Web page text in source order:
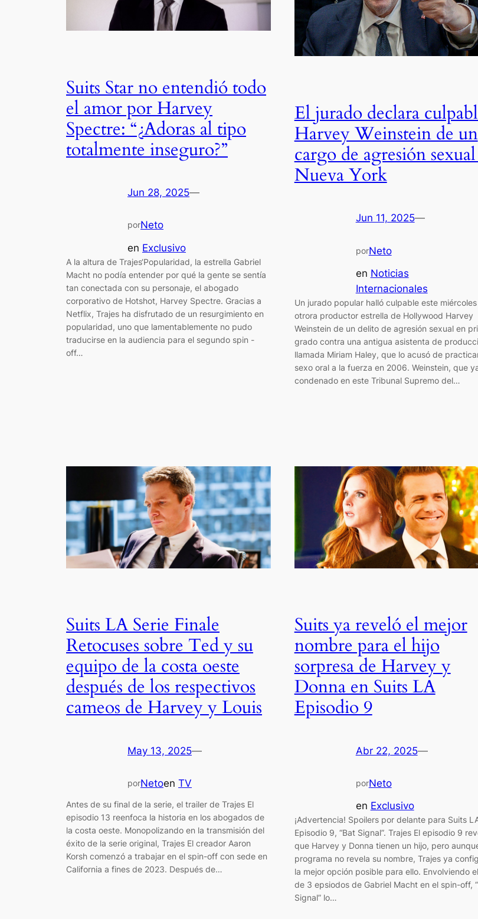
Suits Star no entendió todo
el amor por Harvey
Spectre: “¿Adoras al tipo
totalmente inseguro?”
Jun 28, 2025—
porNeto
en Exclusivo
A la altura de Trajes‘Popularidad, la estrella Gabriel
Macht no podía entender por qué la gente se sentía
tan conectada con su personaje, el abogado
corporativo de Hotshot, Harvey Spectre. Gracias a
Netflix, Trajes ha disfrutado de un resurgimiento en
popularidad, uno que lamentablemente no pudo
traducirse en la audiencia para el segundo spin -
off…
El jurado declara
Harvey Weinstein de un
cargo de agresión
Nueva York
Jun 11, 2025—
porNeto
en Noticias
Internacionales
Un jurado popular halló culpable este
otrora productor estrella de Hollywood Harvey
Weinstein de un delito de agresión sexual en
grado contra una antigua asistenta de
llamada Miriam Haley, que lo acusó de
sexo oral a la fuerza en 2006. Weinstein, que
condenado en este Tribunal Supremo del…
Suits LA Serie Finale
Retocuses sobre Ted y su
equipo de la costa oeste
después de los respectivos
cameos de Harvey y Louis
May 13, 2025—
porNetoen TV
Antes de su final de la serie, el trailer de Trajes El
episodio 13 reenfoca la historia en los abogados de
la costa oeste. Monopolizando en la transmisión del
éxito de la serie original, Trajes El creador Aaron
Korsh comenzó a trabajar en el spin-off con sede en
California a fines de 2023. Después de…
Suits ya reveló el mejor
nombre para el hijo
sorpresa de Harvey y
Donna en Suits LA
Episodio 9
Abr 22, 2025—
porNeto
en Exclusivo
¡Advertencia! Spoilers por delante para Suits
Episodio 9, “Bat Signal”. Trajes El episodio 9
que Harvey y Donna tienen un hijo, pero
programa no revela su nombre, Trajes ya
la mejor opción posible para ello. Envolviendo
de 3 epsiodos de Gabriel Macht en el spin-off,
Signal” lo…